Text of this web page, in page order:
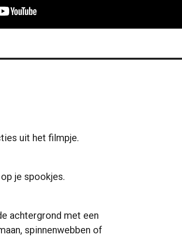
uit het filmpje.
je spookjes.
achtergrond met een
spinnenwebben of